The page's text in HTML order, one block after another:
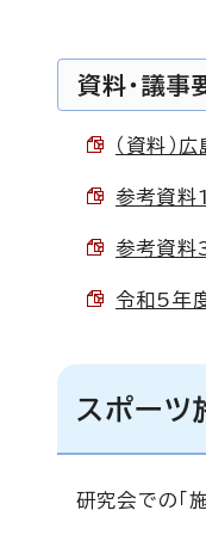
資料・議事
（資料）
参考資料
参考資
令和5年
スポーツ
研究会での「